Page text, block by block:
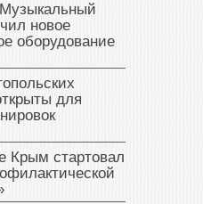
новое
оборудование
для
Крым стартовал